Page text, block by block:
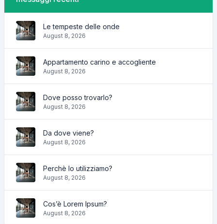
Le tempeste delle onde
August 8, 2026
Appartamento carino e accogliente
August 8, 2026
Dove posso trovarlo?
August 8, 2026
Da dove viene?
August 8, 2026
Perchè lo utilizziamo?
August 8, 2026
Cos’è Lorem Ipsum?
August 8, 2026